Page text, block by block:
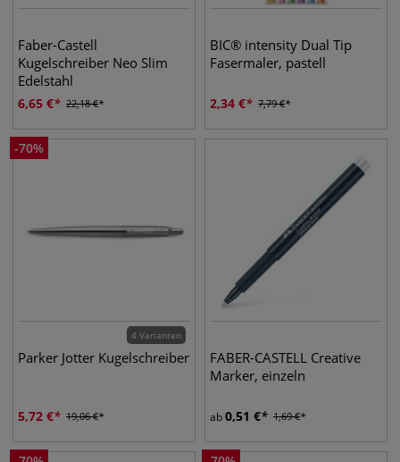
Faber-Castell
Kugelschreiber Neo Slim
Edelstahl
6,65 € 22,18€
BIC® intensity Dual Tip
Fasermaler, pastell
2,34 € 7,79€
-70%
4 Varianten
Parker Jotter Kugelschreiber
5,72 € 19,06€
FABER-CASTELL Creative
Marker, einzeln
ab0,51 € 1,69€